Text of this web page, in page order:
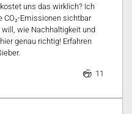
uns das wirklich? Ich
CO₂-Emissionen sichtbar
wie Nachhaltigkeit und
genau richtig! Erfahren
11